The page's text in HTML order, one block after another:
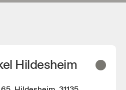
Hildesheim